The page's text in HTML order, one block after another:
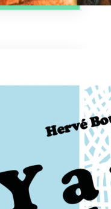
rap était
djadja ! »
rap était né
30